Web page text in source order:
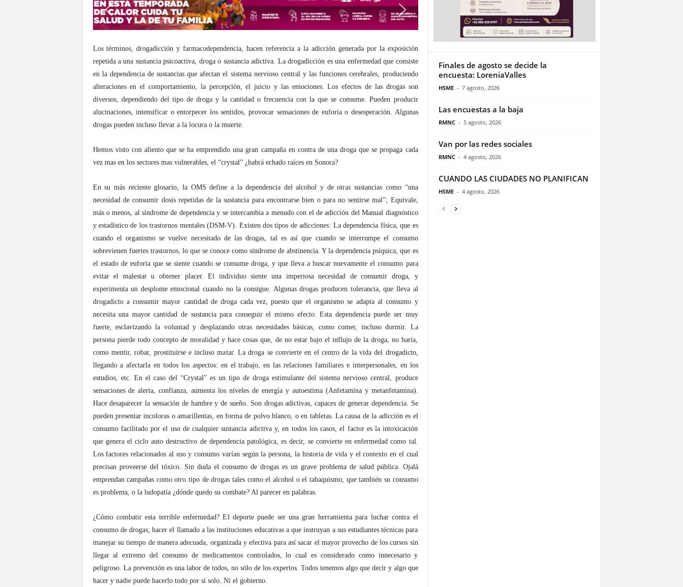
Los términos, drogadicción y farmacodependencia, hacen referencia a la adicción generada por la exposición
repetida a una sustancia psicoactiva, droga o sustancia adictiva. La drogadicción es una enfermedad que consiste
en la dependencia de sustancias que afectan el sistema nervioso central y las funciones cerebrales, produciendo
alteraciones en el comportamiento, la percepción, el juicio y las emociones. Los efectos de las drogas son
diversos, dependiendo del tipo de droga y la cantidad o frecuencia con la que se consume. Pueden producir
alucinaciones, intensificar o entorpecer los sentidos, provocar sensaciones de euforia o desesperación. Algunas
drogas pueden incluso llevar a la locura o la muerte.
Hemos visto con aliento que se ha emprendido una gran campaña en contra de una droga que se propaga cada
vez mas en los sectores mas vulnerables, el “crystal” ¿habrá echado raíces en Sonora?
En su más reciente glosario, la OMS define a la dependencia del alcohol y de otras sustancias como “una
necesidad de consumir dosis repetidas de la sustancia para encontrarse bien o para no sentirse mal”; Equivale,
más o menos, al síndrome de dependencia y se intercambia a menudo con el de adicción del Manual diagnóstico
y estadístico de los trastornos mentales (DSM-V). Existen dos tipos de adicciones: La dependencia física, que es
cuando el organismo se vuelve necesitado de las drogas, tal es así que cuando se interrumpe el consumo
sobrevienen fuertes trastornos, lo que se conoce como síndrome de abstinencia. Y la dependencia psíquica, que es
el estado de euforia que se siente cuando se consume droga, y que lleva a buscar nuevamente el consumo para
evitar el malestar u obtener placer. El individuo siente una imperiosa necesidad de consumir droga, y
experimenta un desplome emocional cuando no la consigue. Algunas drogas producen tolerancia, que lleva al
drogadicto a consumir mayor cantidad de droga cada vez, puesto que el organismo se adapta al consumo y
necesita una mayor cantidad de sustancia para conseguir el mismo efecto. Esta dependencia puede ser muy
fuerte, esclavizando la voluntad y desplazando otras necesidades básicas, como comer, incluso dormir. La
persona pierde todo concepto de moralidad y hace cosas que, de no estar bajo el influjo de la droga, no haría,
como mentir, robar, prostituirse e incluso matar. La droga se convierte en el centro de la vida del drogadicto,
llegando a afectarla en todos los aspectos: en el trabajo, en las relaciones familiares e interpersonales, en los
estudios, etc. En el caso del “Crystal” es un tipo de droga estimulante del sistema nervioso central, produce
sensaciones de alerta, confianza, aumenta los niveles de energía y autoestima (Anfetamina y metanfetamina).
Hace desaparecer la sensación de hambre y de sueño. Son drogas adictivas, capaces de generar dependencia. Se
pueden presentar incoloras o amarillentas, en forma de polvo blanco, o en tabletas. La causa de la adicción es el
consumo facilitado por el uso de cualquier sustancia adictiva y, en todos los casos, el factor es la intoxicación
que genera el ciclo auto destructivo de dependencia patológica, es decir, se convierte en enfermedad como tal.
Los factores relacionados al uso y consumo varían según la persona, la historia de vida y el contexto en el cual
precisan proveerse del tóxico. Sin duda el consumo de drogas es un grave problema de salud pública. Ojalá
emprendan campañas como otro tipo de drogas tales como el alcohol o el tabaquismo, que también su consumo
es problema, o la ludopatía ¿dónde quedo su combate? Al parecer en palabras.
¿Cómo combatir esta terrible enfermedad? El deporte puede ser una gran herramienta para luchar contra el
consumo de drogas; hacer el llamado a las instituciones educativas a que instruyan a sus estudiantes técnicas para
manejar su tiempo de manera adecuada, organizada y efectiva para así sacar el mayor provecho de los cursos sin
llegar al extremo del consumo de medicamentos controlados, lo cual es considerado como innecesario y
peligroso. La prevención es una labor de todos, no sólo de los expertos. Todos tenemos algo que decir y algo que
hacer y nadie puede hacerlo todo por sí solo. Ni el gobierno.
Finales de agosto se decide la
encuesta: LoreniaValles
HSME - 7 agosto, 2026
Las encuestas a la baja
RMNC - 5 agosto, 2026
Van por las redes sociales
RMNC - 4 agosto, 2026
CUANDO LAS CIUDADES NO PLANIFICAN
HSME - 4 agosto, 2026